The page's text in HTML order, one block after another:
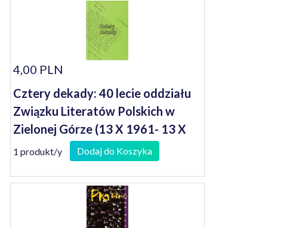
4,00 PLN
Cztery dekady: 40 lecie oddziału
Związku Literatów Polskich w
Zielonej Górze (13 X 1961- 13 X
2001)
1 produkt/y Dodaj do Koszyka